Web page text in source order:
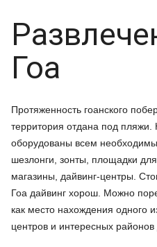
Гоа
Протяженность гоанского
территория отдана под
оборудованы всем
шезлонги, зонты, площадки
магазины, дайвинг-центры.
Гоа дайвинг хорош. Можно
как место нахождения одного
центров и интересных районов